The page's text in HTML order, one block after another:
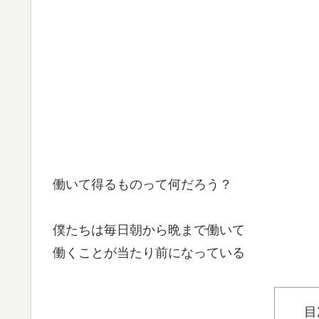
働いて得るものって何だろう？
僕たちは毎日朝から晩まで働いて
働くことが当たり前になっている